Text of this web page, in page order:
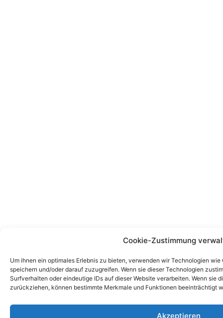
Cookie-Zustimmung
Um ihnen ein optimales Erlebnis zu bieten, verwenden wir Technologien
speichern und/oder darauf zuzugreifen. Wenn sie dieser Technologien
Surfverhalten oder eindeutige IDs auf dieser Website verarbeiten. Wenn sie
zurückziehen, können bestimmte Merkmale und Funktionen beeinträchtigt
Akzeptieren